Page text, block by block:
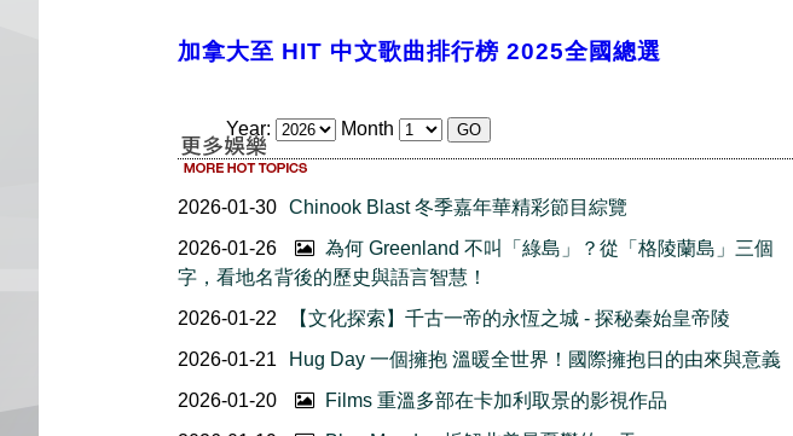
加拿大至 HIT 中文歌曲排行榜 2025全國總選
Year: Month
2026-01-30 Chinook Blast 冬季嘉年華精彩節目綜覽
2026-01-26
為何 Greenland 不叫「綠島」？從「格陵蘭島」三個
字，看地名背後的歷史與語言智慧！
2026-01-22
【文化探索】千古一帝的永恆之城 - 探秘秦始皇帝陵
2026-01-21
Hug Day 一個擁抱 溫暖全世界！國際擁抱日的由來與意義
2026-01-20
Films 重溫多部在卡加利取景的影視作品